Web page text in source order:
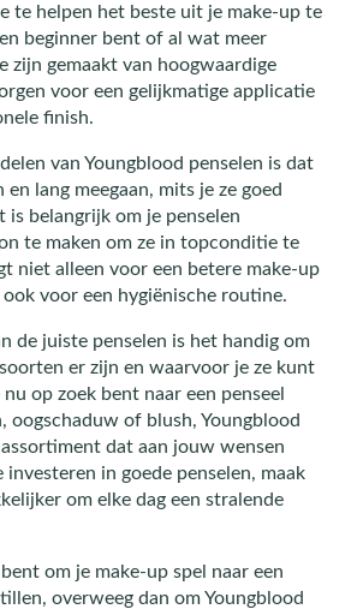
te helpen het beste uit je make-up te
beginner bent of al wat meer
zijn gemaakt van hoogwaardige
voor een gelijkmatige applicatie
finish.
van Youngblood penselen is dat
en lang meegaan, mits je ze goed
belangrijk om je penselen
te maken om ze in topconditie te
niet alleen voor een betere make-up
voor een hygiënische routine.
de juiste penselen is het handig om
er zijn en waarvoor je ze kunt
op zoek bent naar een penseel
oogschaduw of blush, Youngblood
dat aan jouw wensen
in goede penselen, maak
om elke dag een stralende
om je make-up spel naar een
overweeg dan om Youngblood